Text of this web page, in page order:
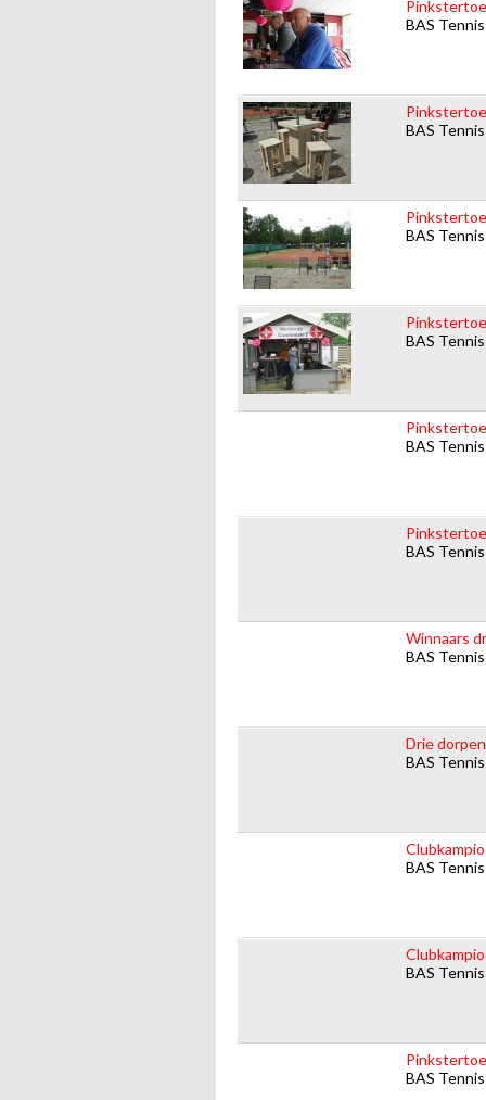
BAS Tennis
BAS Tennis
BAS Tennis
BAS Tennis
BAS Tennis
BAS Tennis
Winnaars
BAS Tennis
Drie
BAS Tennis
BAS Tennis
BAS Tennis
BAS Tennis